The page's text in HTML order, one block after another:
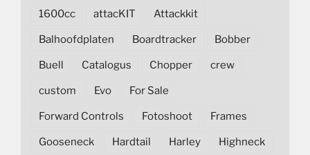
1600cc attacKIT Attackkit
Balhoofdplaten Boardtracker Bobber
Buell Catalogus Chopper crew
custom Evo For Sale
Forward Controls Fotoshoot Frames
Gooseneck Hardtail Harley Highneck